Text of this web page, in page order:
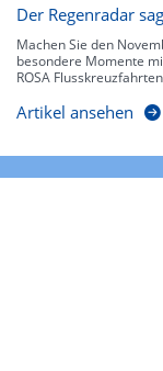
Der Regenradar
Machen Sie den
besondere Momente
ROSA
Artikel ansehen